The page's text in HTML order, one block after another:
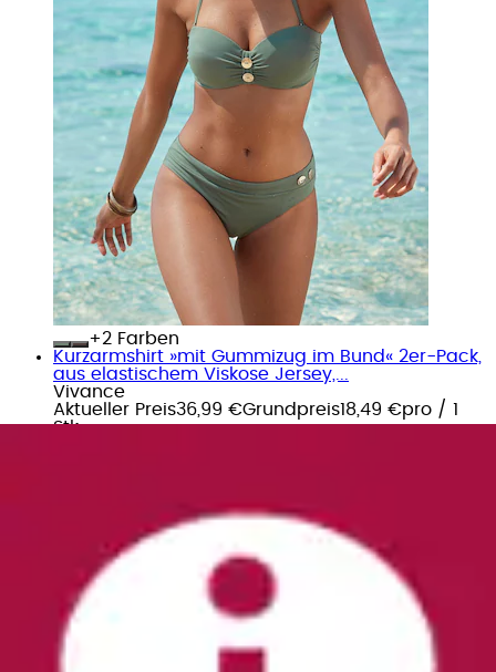
+
Farben
Kurzarmshirt »mit Gummizug im Bund« 2er-Pack,
aus elastischem Viskose Jersey,...
Vivance
Aktueller Preis36,99 €Grundpreis18,49 €pro / 1
Stk